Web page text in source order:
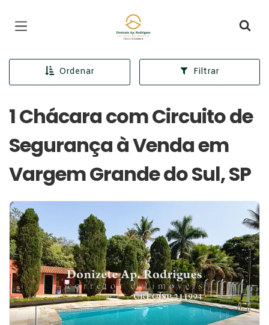
Página inicial
Ordenar Filtrar
1 Chácara com Circuito de
Segurança à Venda em
Vargem Grande do Sul, SP